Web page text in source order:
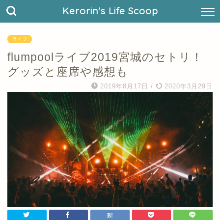
Kerorin's Life Scoop
ライブ
flumpoolライブ2019宮城のセトリ！
グッズと座席や感想も
2019年8月17日 / 2020年3月29日